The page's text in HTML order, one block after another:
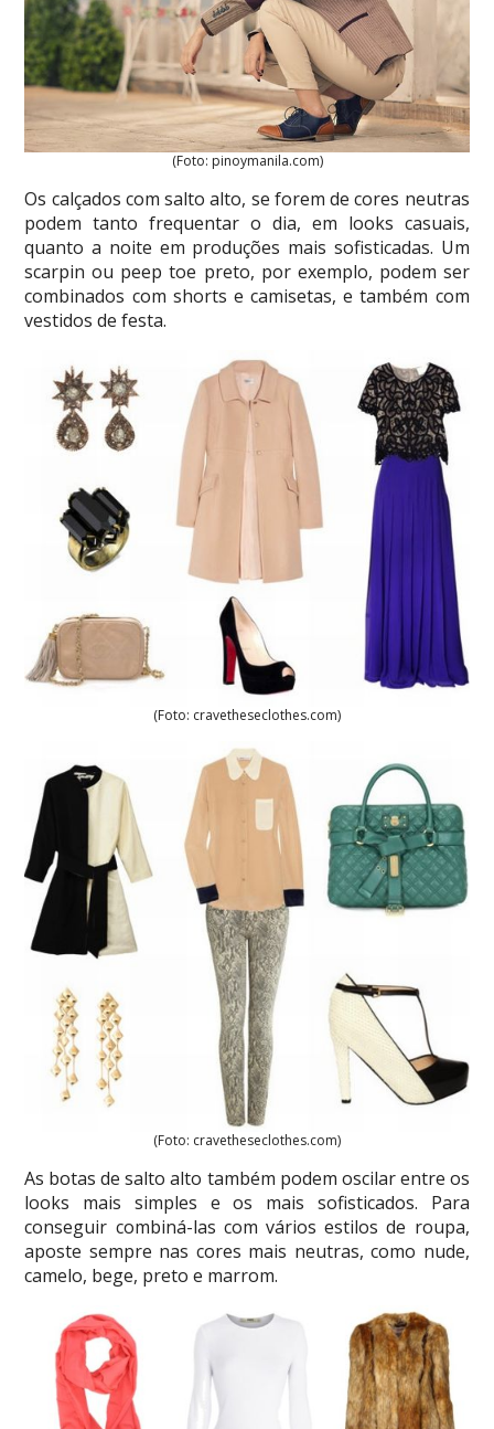
(Foto: pinoymanila.com)
Os calçados com salto alto, se forem de cores neutras
podem tanto frequentar o dia, em looks casuais,
quanto a noite em produções mais sofisticadas. Um
scarpin ou peep toe preto, por exemplo, podem ser
combinados com shorts e camisetas, e também com
vestidos de festa.
(Foto: cravetheseclothes.com)
(Foto: cravetheseclothes.com)
As botas de salto alto também podem oscilar entre os
looks mais simples e os mais sofisticados. Para
conseguir combiná-las com vários estilos de roupa,
aposte sempre nas cores mais neutras, como nude,
camelo, bege, preto e marrom.